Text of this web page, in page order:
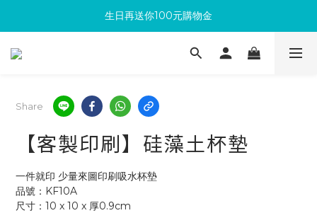
滿300回饋10%購物金
生日再送你100元購物金
加入成為新會員 馬上領取50元購物金
Share
【客製印刷】硅藻土杯墊
一件就印 少量來圖印刷吸水杯墊
品號：KF10A
尺寸：10 x 10 x 厚0.9cm